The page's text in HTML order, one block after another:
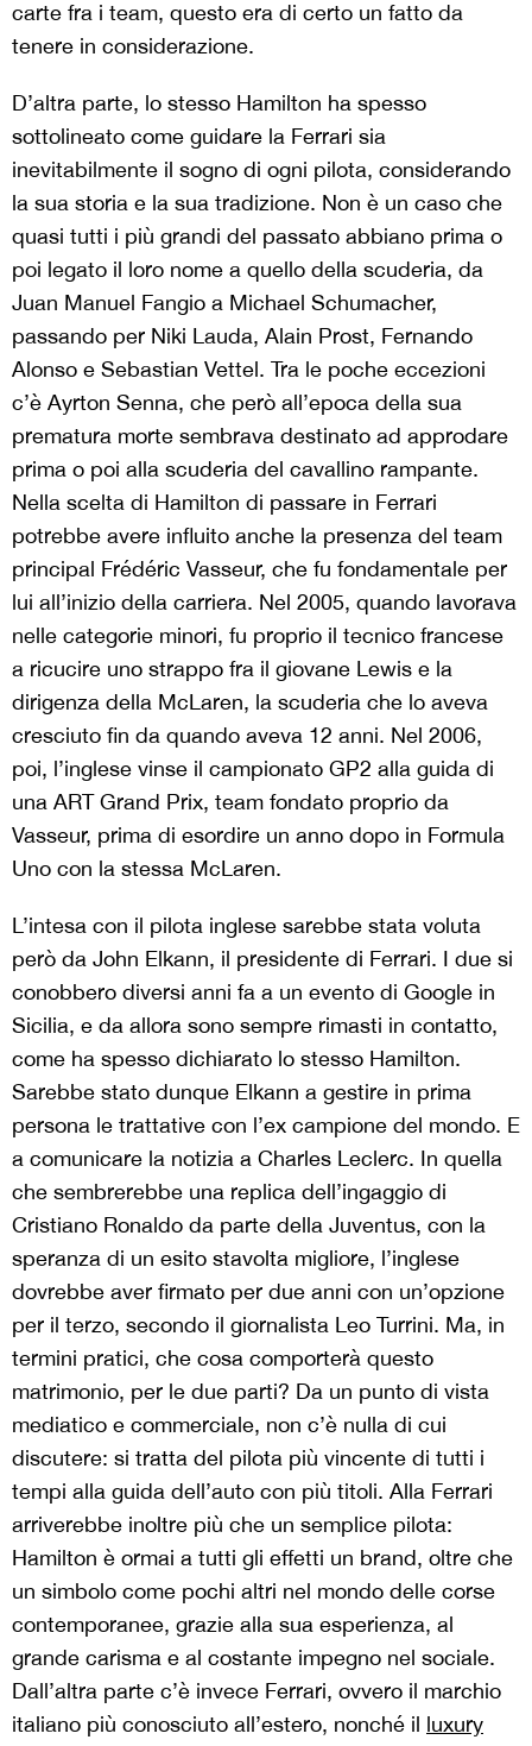
carte fra i team, questo era di certo un fatto da
tenere in considerazione.
D’altra parte, lo stesso Hamilton ha spesso
sottolineato come guidare la Ferrari sia
inevitabilmente il sogno di ogni pilota, considerando
la sua storia e la sua tradizione. Non è un caso che
quasi tutti i più grandi del passato abbiano prima o
poi legato il loro nome a quello della scuderia, da
Juan Manuel Fangio a Michael Schumacher,
passando per Niki Lauda, Alain Prost, Fernando
Alonso e Sebastian Vettel. Tra le poche eccezioni
c’è Ayrton Senna, che però all’epoca della sua
prematura morte sembrava destinato ad approdare
prima o poi alla scuderia del cavallino rampante.
Nella scelta di Hamilton di passare in Ferrari
potrebbe avere influito anche la presenza del team
principal Frédéric Vasseur, che fu fondamentale per
lui all’inizio della carriera. Nel 2005, quando lavorava
nelle categorie minori, fu proprio il tecnico francese
a ricucire uno strappo fra il giovane Lewis e la
dirigenza della McLaren, la scuderia che lo aveva
cresciuto fin da quando aveva 12 anni. Nel 2006,
poi, l’inglese vinse il campionato GP2 alla guida di
una ART Grand Prix, team fondato proprio da
Vasseur, prima di esordire un anno dopo in Formula
Uno con la stessa McLaren.
L’intesa con il pilota inglese sarebbe stata voluta
però da John Elkann, il presidente di Ferrari. I due si
conobbero diversi anni fa a un evento di Google in
Sicilia, e da allora sono sempre rimasti in contatto,
come ha spesso dichiarato lo stesso Hamilton.
Sarebbe stato dunque Elkann a gestire in prima
persona le trattative con l’ex campione del mondo. E
a comunicare la notizia a Charles Leclerc. In quella
che sembrerebbe una replica dell’ingaggio di
Cristiano Ronaldo da parte della Juventus, con la
speranza di un esito stavolta migliore, l’inglese
dovrebbe aver firmato per due anni con un’opzione
per il terzo, secondo il giornalista Leo Turrini. Ma, in
termini pratici, che cosa comporterà questo
matrimonio, per le due parti? Da un punto di vista
mediatico e commerciale, non c’è nulla di cui
discutere: si tratta del pilota più vincente di tutti i
tempi alla guida dell’auto con più titoli. Alla Ferrari
arriverebbe inoltre più che un semplice pilota:
Hamilton è ormai a tutti gli effetti un brand, oltre che
un simbolo come pochi altri nel mondo delle corse
contemporanee, grazie alla sua esperienza, al
grande carisma e al costante impegno nel sociale.
Dall’altra parte c’è invece Ferrari, ovvero il marchio
italiano più conosciuto all’estero, nonché il luxury